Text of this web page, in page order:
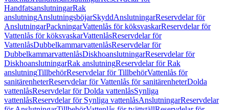
HandfatsanslutningarRak
anslutningAnslutningsböjarSkyddAnslutningarReservdelar för
AnslutningarPackningarVattenlås för köksvaskarReservdelar för
Vattenlås för köksvaskarVattenlåsReservdelar för
VattenlåsDubbelkammarvattenlåsReservdelar för
DubbelkammarvattenlåsDiskhoanslutningarReservdelar för
DiskhoanslutningarRak anslutningReservdelar för Rak
anslutningTillbehörReservdelar för TillbehörVattenlås för
sanitärenheterReservdelar för Vattenlås för sanitärenheterDolda
vattenlåsReservdelar för Dolda vattenlåsSynliga
vattenlåsReservdelar för Synliga vattenlåsAnslutningarReservdelar